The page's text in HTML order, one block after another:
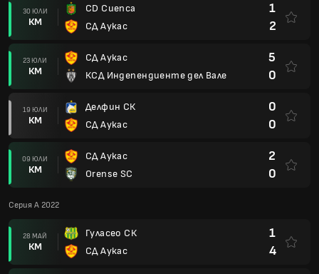
30 ЮЛИ
КМ
CD Cuenca
СД Аукас
1
2
23 ЮЛИ
КМ
СД Аукас
КСД Индепендиенте дел Вале
5
0
19 ЮЛИ
КМ
Делфин СК
СД Аукас
0
0
09 ЮЛИ
КМ
СД Аукас
Orense SC
2
0
Серия A 2022
28 МАЙ
КМ
Гуласео СК
СД Аукас
1
4